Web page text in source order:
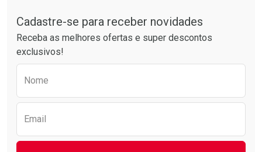
Por R$ 37,25/cada
Por R$ 63,99/cada
Cadastre-se para receber novidades
Receba as melhores ofertas e super descontos
exclusivos!
Nome
Email